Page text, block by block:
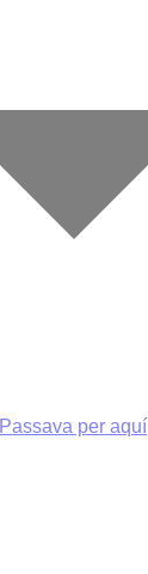
Passava per aquí